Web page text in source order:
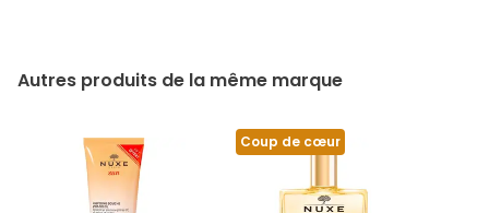
Autres produits de la même marque
Coup de cœur